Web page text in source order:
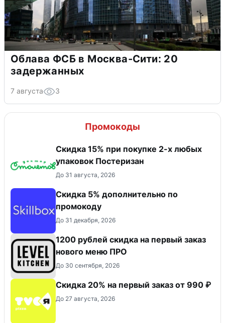
Облава ФСБ в Москва-Сити: 20
задержанных
7 августа 3
Промокоды
Скидка 15% при покупке 2-х любых
упаковок Постеризан
До 31 августа, 2026
Скидка 5% дополнительно по
промокоду
До 31 декабря, 2026
​1200 рублей скидка на первый заказ
нового меню ПРО
До 30 сентября, 2026
Скидка 20% на первый заказ от 990 ₽
До 27 августа, 2026